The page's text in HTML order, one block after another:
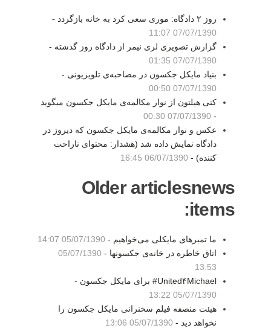
روز ۲ دادگاه: موری سعی کرد به خانه بازگردد -
07/07/1390 11:07
گزارش تصویری لری نیمر از دادگاه روز گذشته -
07/07/1390 01:35
بنیاد مایکل جکسون در مصاحبه‌ی تلویزیونی -
07/07/1390 00:50
کتی هیلتون از نوار مکالمه‌ی مایکل جکسون میگوید
-
07/07/1390 00:30
عکس و نوار مکالمه‌ی مایکل جکسون که دیروز در
دادگاه نمایش داده شد (هشدار: محتوای ناراحت
کننده) - 06/07/1390 16:45
Older articlesnews
items:
ما تمبرهای مایکلی می‌خواهیم - 05/07/1390 14:07
اتاق خاطره در خانه‌ی جکسونها - 05/07/1390
13:53
United۴Michael# برای مایکل جکسون -
05/07/1390 13:22
هیئت منصفه فیلم سخنرانی مایکل جکسون را
نخواهد دید - 05/07/1390 13:06